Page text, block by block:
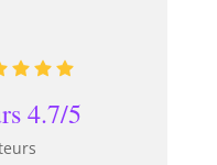
légère de 29
de diamètre a
spécialement
pour la série
Le boîtier
4.7/5